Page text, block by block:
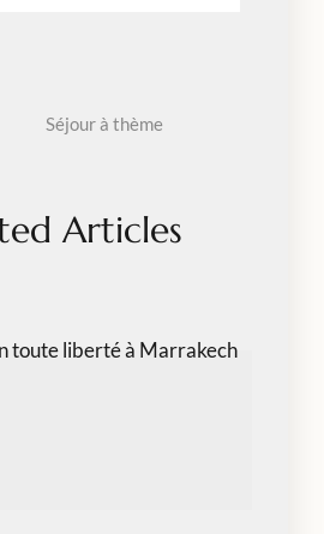
Séjour à thème
Articles